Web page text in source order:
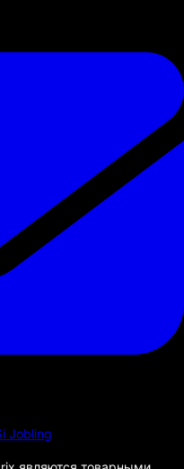
Jobling